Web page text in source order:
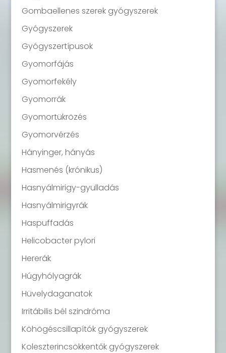
Gombaellenes szerek gyógyszerek
Gyógyszerek
Gyógyszertípusok
Gyomorfájás
Gyomorfekély
Gyomorrák
Gyomortükrözés
Gyomorvérzés
Hányinger, hányás
Hasmenés (krónikus)
Hasnyálmirigy-gyulladás
Hasnyálmirigyrák
Haspuffadás
Helicobacter pylori
Hererák
Húgyhólyagrák
Hüvelydaganatok
Irritábilis bél szindróma
Köhögéscsillapítók gyógyszerek
Koleszterincsökkentők gyógyszerek